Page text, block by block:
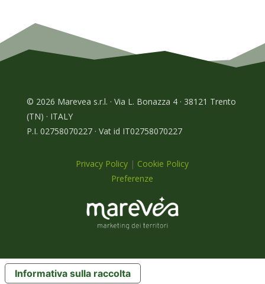
© 2026 Marevea s.r.l. · Via L. Bonazza 4 · 38121 Trento
(TN) · ITALY
P.I. 02758070227 · Vat id IT02758070227
Privacy Policy | Cookie Policy
Preferenze
Informativa sulla raccolta